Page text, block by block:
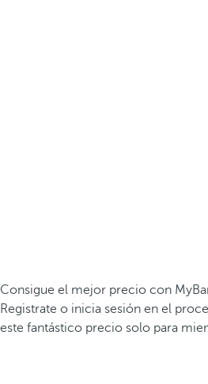
Consigue el mejor precio con
Registrate o inicia sesión en el
este fantástico precio solo para